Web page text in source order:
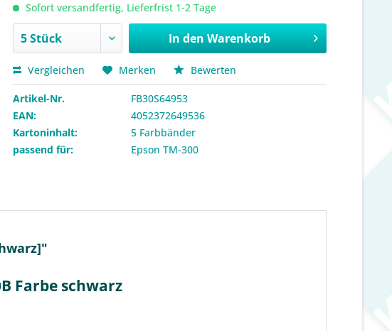
Sofort versandfertig, Lieferfrist 1-2 Tage
In den Warenkorb
Vergleichen Merken Bewerten
Artikel-Nr.
FB30S64953
EAN:
4052372649536
Kartoninhalt:
5 Farbbänder
passend für:
Epson TM-300
Farbe schwarz